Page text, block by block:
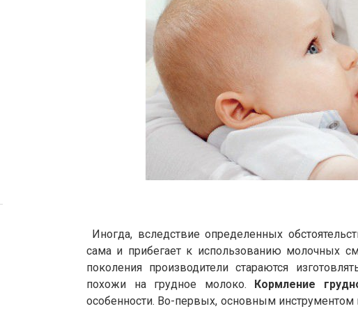
Иногда, вследствие определенных
сама и прибегает к использованию молочных
поколения производители стараются
похожи на грудное молоко. Кормление
особенности. Во-первых, основным инструментом